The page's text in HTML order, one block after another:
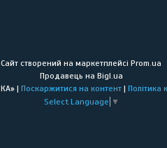
Сайт створений на маркетплейсі Prom.ua
Продавець на Bigl.ua
ТОВ «ПАТРІОТ ТЕХНІКА» | Поскаржитися на контент | Політика
Select Language ▼